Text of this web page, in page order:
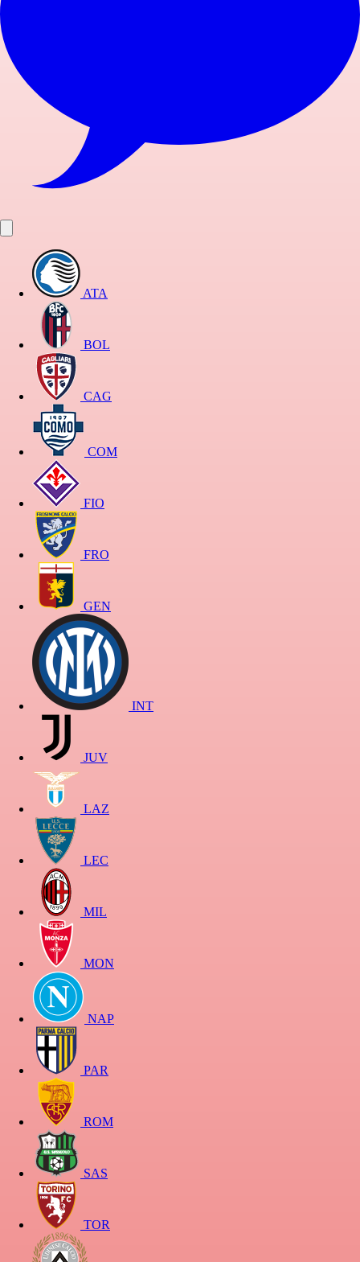
ATA
BOL
CAG
COM
FIO
FRO
GEN
INT
JUV
LAZ
LEC
MIL
MON
NAP
PAR
ROM
SAS
TOR